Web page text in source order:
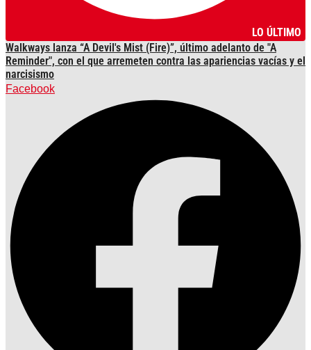
LO ÚLTIMO
Walkways lanza “A Devil's Mist (Fire)”, último adelanto de "A
Reminder", con el que arremeten contra las apariencias vacías y el
narcisismo
Facebook